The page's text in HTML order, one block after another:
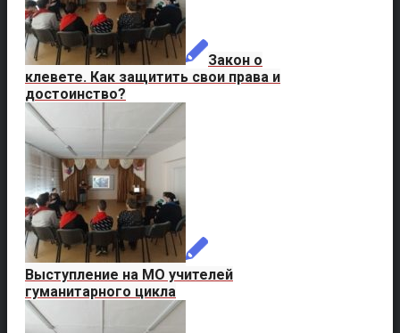
Закон о
клевете. Как защитить свои права и
достоинство?
Выступление на МО учителей
гуманитарного цикла